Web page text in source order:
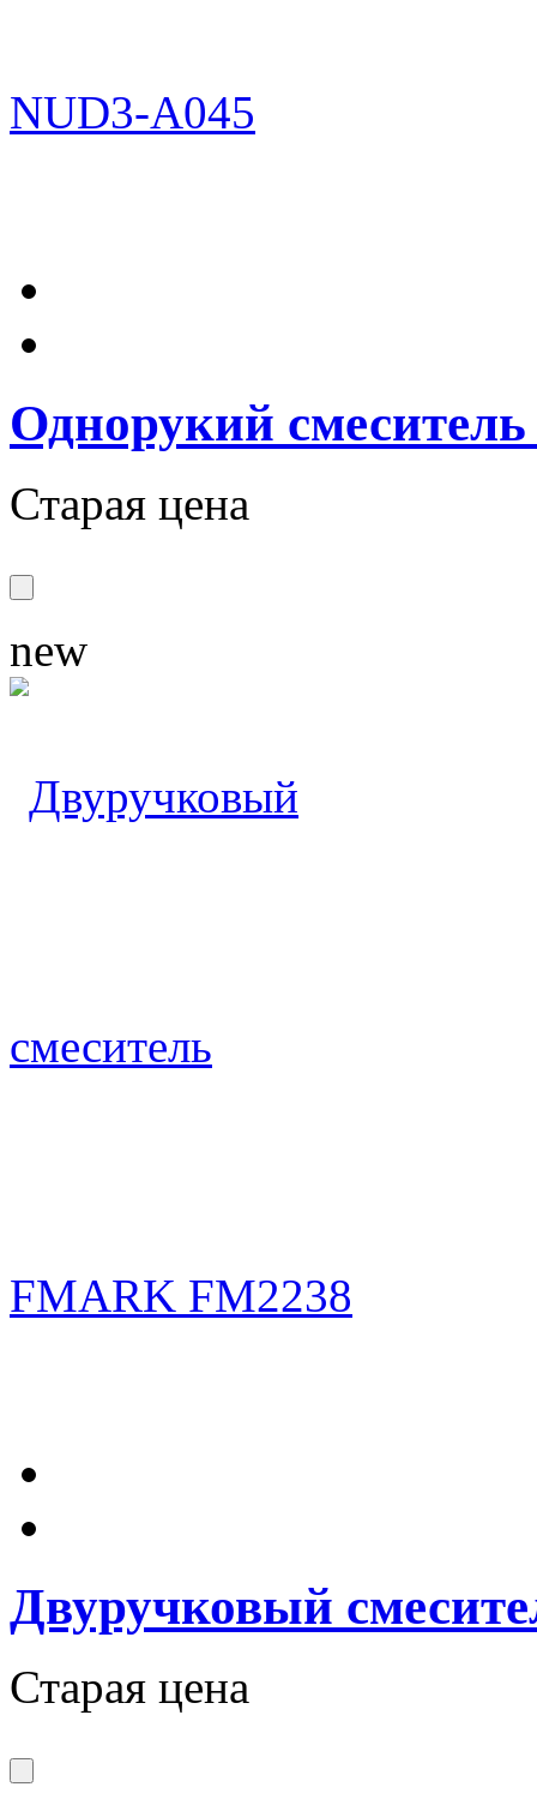
Однорукий
Старая цена
new
Двуручковый
Старая цена